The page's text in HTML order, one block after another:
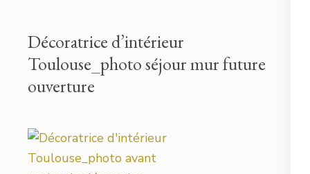
Décoratrice d’intérieur
Toulouse_photo séjour mur future
ouverture